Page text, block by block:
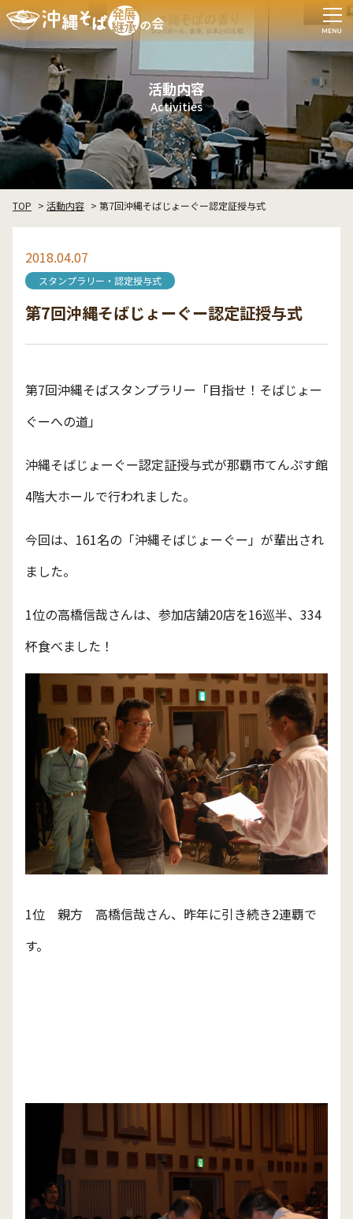
活動内容
Activities
TOP 活動内容 第7回沖縄そばじょーぐー認定証授与式
2018.04.07
スタンプラリー・認定授与式
第7回沖縄そばじょーぐー認定証授与式
第7回沖縄そばスタンプラリー「目指せ！そばじょー
ぐーへの道」
沖縄そばじょーぐー認定証授与式が那覇市てんぷす館
4階大ホールで行われました。
今回は、161名の「沖縄そばじょーぐー」が輩出され
ました。
1位の高橋信哉さんは、参加店舗20店を16巡半、334
杯食べました！
1位 親方 高橋信哉さん、昨年に引き続き2連覇で
す。